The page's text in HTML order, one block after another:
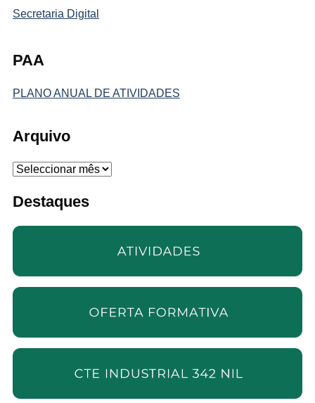
Secretaria Digital
PAA
PLANO ANUAL DE ATIVIDADES
Arquivo
Arquivo
Destaques